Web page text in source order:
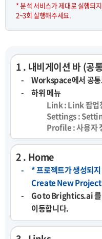
* 분석 서비스가 제대로 실행되
2~3회 실행해주세요.
1 . 내비게이션 바 (공
Workspace에서 공통
하위 메뉴
Link : Link 팝업
Settings :
Profile : 사용자
2 . Home
* 프로젝트가 생성되
Create New Project
Go to Brightics.ai
이동합니다.